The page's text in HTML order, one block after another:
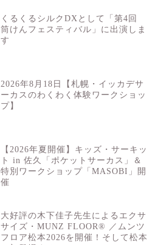
くるくるシルクDXとして「第4回
筒けんフェスティバル」に出演しま
す
2026年8月18日【札幌・イッカデサ
ーカスのわくわく体験ワークショッ
プ】
【2026年夏開催】キッズ・サーキッ
ト in 佐久「ポケットサーカス」＆
特別ワークショップ「MASOBI」開
催
大好評の木下佳子先生によるエクサ
サイズ・MUNZ FLOOR® ／ムンツ
フロア松本2026を開催！そして松本